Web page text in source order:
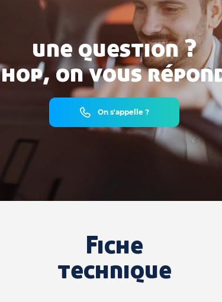
une question ?
hop, on vous
On s'appelle ?
Fiche
technique